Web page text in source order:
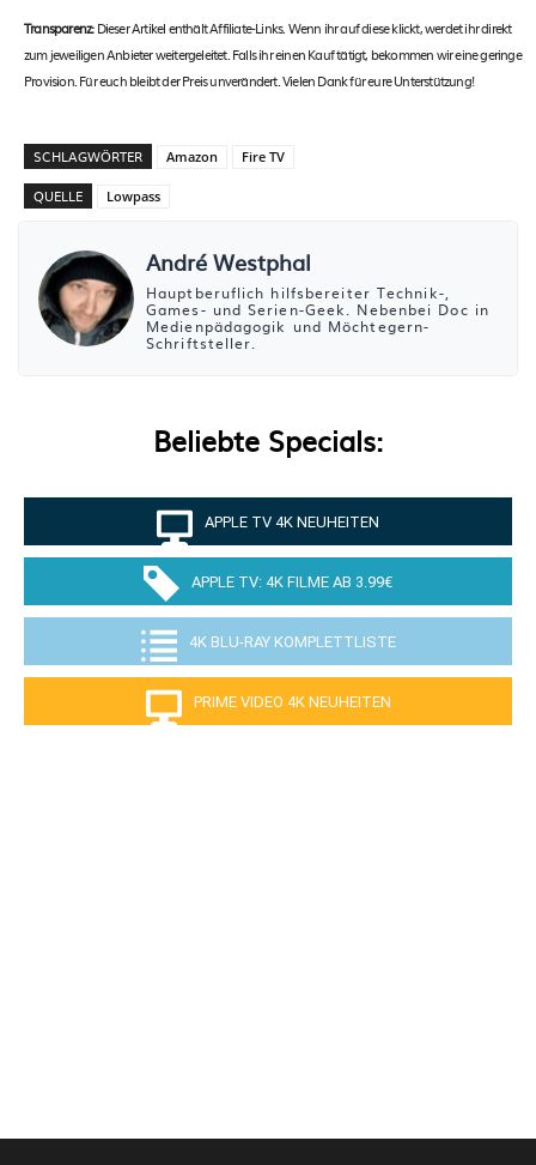
Transparenz:Dieser Artikel enthält Affiliate-Links. Wenn ihr auf diese klickt, werdet ihr direkt
zum jeweiligen Anbieter weitergeleitet. Falls ihr einen Kauf tätigt, bekommen wir eine geringe
Provision. Für euch bleibt der Preis unverändert. Vielen Dank für eure Unterstützung!
SCHLAGWÖRTER Amazon Fire TV
QUELLE Lowpass
André Westphal
Hauptberuflich hilfsbereiter Technik-,
Games- und Serien-Geek. Nebenbei Doc in
Medienpädagogik und Möchtegern-
Schriftsteller.
Beliebte Specials:
APPLE TV 4K NEUHEITEN
APPLE TV: 4K FILME AB 3.99€
4K BLU-RAY KOMPLETTLISTE
PRIME VIDEO 4K NEUHEITEN